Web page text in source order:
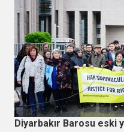
Diyarbakır Barosu eski